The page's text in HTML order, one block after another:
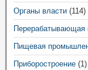
Органы власти (114)
Перерабатывающая
Пищевая
Приборостроение (1)